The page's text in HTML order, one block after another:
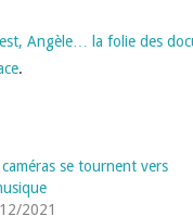
Angèle… la folie des
.
caméras se tournent vers
2021